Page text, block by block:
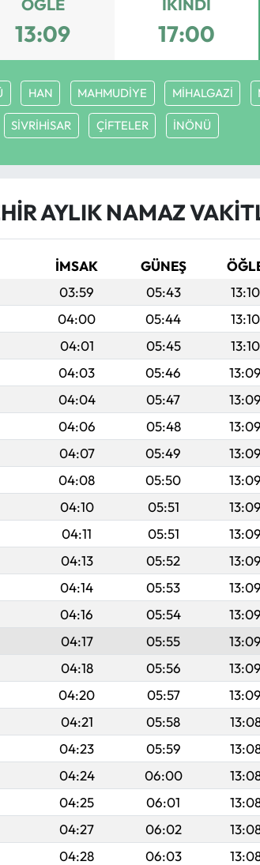
ÖĞLE
13:09
İKINDI
17:00
HAN MAHMUDİYE MİHALGAZİ
SİVRİHİSAR ÇİFTELER İNÖNÜ
AYLIK NAMAZ
İMSAK GÜNEŞ
03:59 05:43 13:10
04:00 05:44 13:10
04:01 05:45 13:10
04:03 05:46 13:09
04:04 05:47 13:09
04:06 05:48 13:09
04:07 05:49 13:09
04:08 05:50 13:09
04:10 05:51 13:09
04:11 05:51 13:09
04:13 05:52 13:09
04:14 05:53 13:09
04:16 05:54 13:09
04:17 05:55 13:09
04:18 05:56 13:09
04:20 05:57 13:09
04:21 05:58
04:23 05:59
04:24 06:00
04:25 06:01
04:27 06:02
04:28 06:03